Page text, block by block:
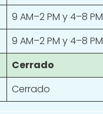
9 AM–2 PM y 4–8 PM
9 AM–2 PM y 4–8 PM
Cerrado
Cerrado